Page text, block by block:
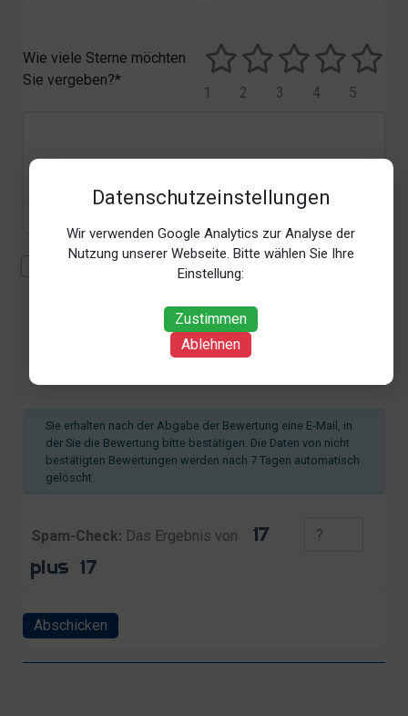
Datenschutzeinstellungen
Wir verwenden Google Analytics zur Analyse der
Nutzung unserer Webseite. Bitte wählen Sie Ihre
Einstellung:
Zustimmen
Ablehnen
Wie viele Sterne möchten
Sie vergeben?*
5
4
3
2
1
Mit der Erhebung, Verarbeitung und Nutzung meiner
Uhrzeit der Bewertungsabgabe, Referrer-URL) zum
Zweck der Bewertung erkläre ich mich
einverstanden. Weitere Informationen siehe unsere
Sie erhalten nach der Abgabe der Bewertung eine E-Mail, in
der Sie die Bewertung bitte bestätigen. Die Daten von nicht
bestätigten Bewertungen werden nach 7 Tagen automatisch
gelöscht.
Spam-Check: Das Ergebnis von
Abschicken